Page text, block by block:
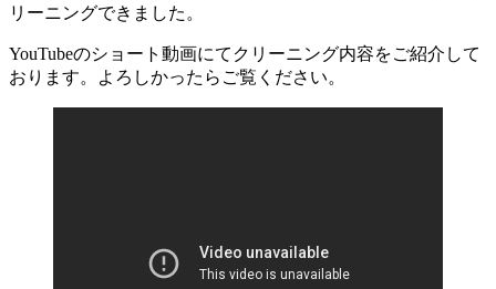
リーニングできました。
YouTubeのショート動画にてクリーニング内容をご紹介して
おります。よろしかったらご覧ください。